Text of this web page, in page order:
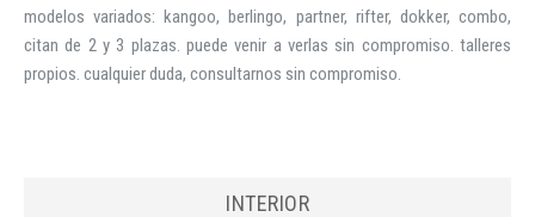
modelos variados: kangoo, berlingo, partner, rifter, dokker, combo,
citan de 2 y 3 plazas. puede venir a verlas sin compromiso. talleres
propios. cualquier duda, consultarnos sin compromiso.
INTERIOR